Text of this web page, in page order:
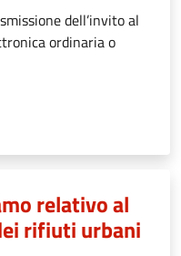
dell’invito al
ordinaria o
relativo al
rifiuti urbani